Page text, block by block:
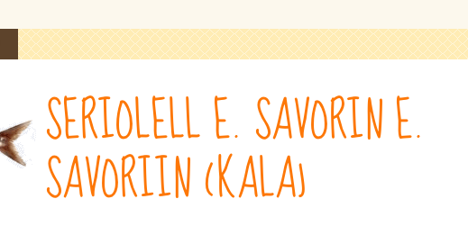
SERIOLELL E. SAVORIN E.
SAVORIIN (KALA)